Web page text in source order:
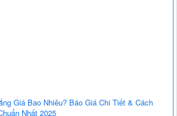
Giá Bao Nhiêu? Báo Giá Chi Tiết & Cách
Nhất 2025